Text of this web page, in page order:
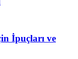
İpuçları ve